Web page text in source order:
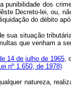
punibilidade dos
Decreto-lei, ou,
do débito
situação
que venham a
14 de julho de 1965,
nº 1.650, de 1978)
natureza,